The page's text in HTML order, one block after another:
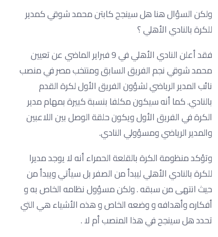
ولكن السؤال هنا هل سينجح كابتن محمد شوقي كمدير
للكرة بالنادي الأهلي ؟
فقد أعلن النادي الأهلي في 9 فبراير الماضي عن تعيين
محمد شوقي نجم الفريق السابق ومنتخب مصر في منصب
نائب المدير الرياضي لشؤون الفريق الأول لكرة القدم
بالنادي. كما أنه سيكون مكلفا بنسبة كبيرة بمهام مدير
الكرة في الفريق الأول ويكون حلقة الوصل بين اللاعبين
والمدير الرياضي ومسؤولي النادي.
وتؤكد منظومة الكرة بالقلعة الحمراء أنه لا يوجد مديرا
للكرة بالنادي الأهلي ليبدأ من الصفر بل سيأتي ويبدأ من
حيث انتهى من سبقه . ولكن مسؤول نظامه الخاص به و
أفكاره وأهدافه و وضعه الخاص و هذه الأشياء هي التي
تحدد هل سينجح في هذا المنصب أم لا .